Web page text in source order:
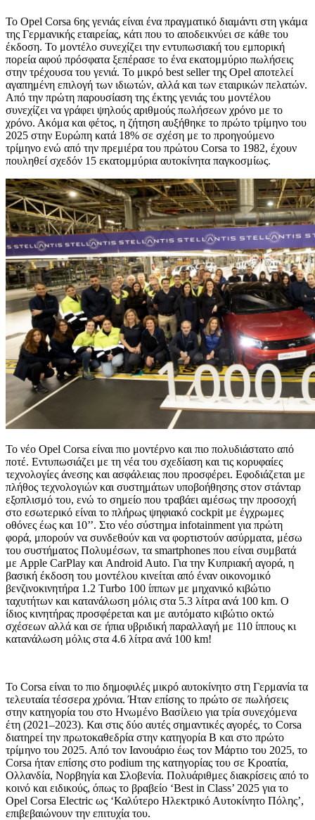
Το Opel Corsa 6ης γενιάς είναι ένα πραγματικό διαμάντι στη γκάμα
της Γερμανικής εταιρείας, κάτι που το αποδεικνύει σε κάθε του
έκδοση. Το μοντέλο συνεχίζει την εντυπωσιακή του εμπορική
πορεία αφού πρόσφατα ξεπέρασε το ένα εκατομμύριο πωλήσεις
στην τρέχουσα του γενιά. Το μικρό best seller της Opel αποτελεί
αγαπημένη επιλογή των ιδιωτών, αλλά και των εταιρικών πελατών.
Από την πρώτη παρουσίαση της έκτης γενιάς του μοντέλου
συνεχίζει να γράφει ψηλούς αριθμούς πωλήσεων χρόνο με το
χρόνο. Ακόμα και φέτος, η ζήτηση αυξήθηκε το πρώτο τρίμηνο του
2025 στην Ευρώπη κατά 18% σε σχέση με το προηγούμενο
τρίμηνο ενώ από την πρεμιέρα του πρώτου Corsa το 1982, έχουν
πουληθεί σχεδόν 15 εκατομμύρια αυτοκίνητα παγκοσμίως.
Το νέο Opel Corsa είναι πιο μοντέρνο και πιο πολυδιάστατο από
ποτέ. Εντυπωσιάζει με τη νέα του σχεδίαση και τις κορυφαίες
τεχνολογίες άνεσης και ασφάλειας που προσφέρει. Εφοδιάζεται με
πλήθος τεχνολογιών και συστημάτων υποβοήθησης στον στάνταρ
εξοπλισμό του, ενώ το σημείο που τραβάει αμέσως την προσοχή
στο εσωτερικό είναι το πλήρως ψηφιακό cockpit με έγχρωμες
οθόνες έως και 10’’. Στο νέο σύστημα infotainment για πρώτη
φορά, μπορούν να συνδεθούν και να φορτιστούν ασύρματα, μέσω
του συστήματος Πολυμέσων, τα smartphones που είναι συμβατά
με Apple CarPlay και Android Auto. Για την Κυπριακή αγορά, η
βασική έκδοση του μοντέλου κινείται από έναν οικονομικό
βενζινοκινητήρα 1.2 Τurbo 100 ίππων με μηχανικό κιβώτιο
ταχυτήτων και κατανάλωση μόλις στα 5.3 λίτρα ανά 100 km. Ο
ίδιος κινητήρας προσφέρεται και με αυτόματο κιβώτιο οκτώ
σχέσεων αλλά και σε ήπια υβριδική παραλλαγή με 110 ίππους κι
κατανάλωση μόλις στα 4.6 λίτρα ανά 100 km!
Το Corsa είναι το πιο δημοφιλές μικρό αυτοκίνητο στη Γερμανία τα
τελευταία τέσσερα χρόνια. Ήταν επίσης το πρώτο σε πωλήσεις
στην κατηγορία του στο Ηνωμένο Βασίλειο για τρία συνεχόμενα
έτη (2021–2023). Και στις δύο αυτές σημαντικές αγορές, το Corsa
διατηρεί την πρωτοκαθεδρία στην κατηγορία Β και στο πρώτο
τρίμηνο του 2025. Από τον Ιανουάριο έως τον Μάρτιο του 2025, το
Corsa ήταν επίσης στο podium της κατηγορίας του σε Κροατία,
Ολλανδία, Νορβηγία και Σλοβενία. Πολυάριθμες διακρίσεις από το
κοινό και ειδικούς, όπως το βραβείο ‘Best in Class’ 2025 για το
Opel Corsa Electric ως ‘Καλύτερο Ηλεκτρικό Αυτοκίνητο Πόλης’,
επιβεβαιώνουν την επιτυχία του.